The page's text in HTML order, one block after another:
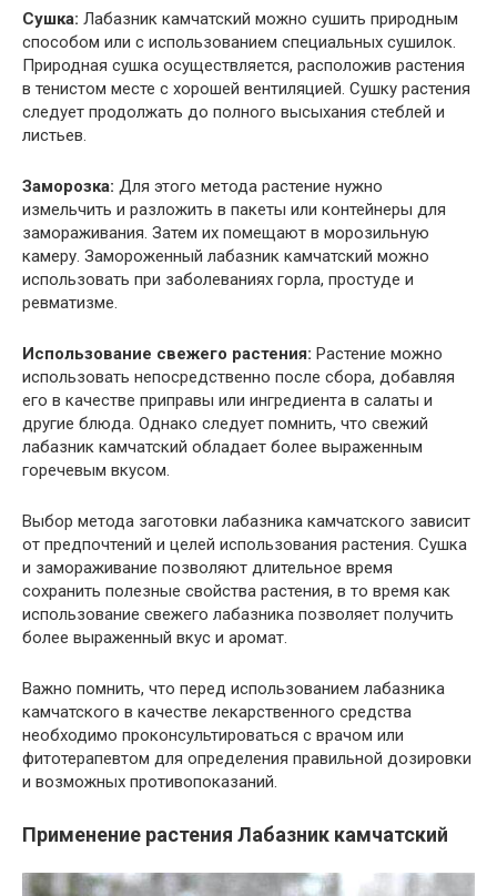
Сушка: Лабазник камчатский можно сушить природным
способом или с использованием специальных сушилок.
Природная сушка осуществляется, расположив растения
в тенистом месте с хорошей вентиляцией. Сушку растения
следует продолжать до полного высыхания стеблей и
листьев.
Заморозка: Для этого метода растение нужно
измельчить и разложить в пакеты или контейнеры для
замораживания. Затем их помещают в морозильную
камеру. Замороженный лабазник камчатский можно
использовать при заболеваниях горла, простуде и
ревматизме.
Использование свежего растения: Растение можно
использовать непосредственно после сбора, добавляя
его в качестве приправы или ингредиента в салаты и
другие блюда. Однако следует помнить, что свежий
лабазник камчатский обладает более выраженным
горечевым вкусом.
Выбор метода заготовки лабазника камчатского зависит
от предпочтений и целей использования растения. Сушка
и замораживание позволяют длительное время
сохранить полезные свойства растения, в то время как
использование свежего лабазника позволяет получить
более выраженный вкус и аромат.
Важно помнить, что перед использованием лабазника
камчатского в качестве лекарственного средства
необходимо проконсультироваться с врачом или
фитотерапевтом для определения правильной дозировки
и возможных противопоказаний.
Применение растения Лабазник камчатский